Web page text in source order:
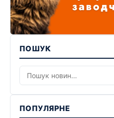
ПОШУК
ПОПУЛЯРНЕ